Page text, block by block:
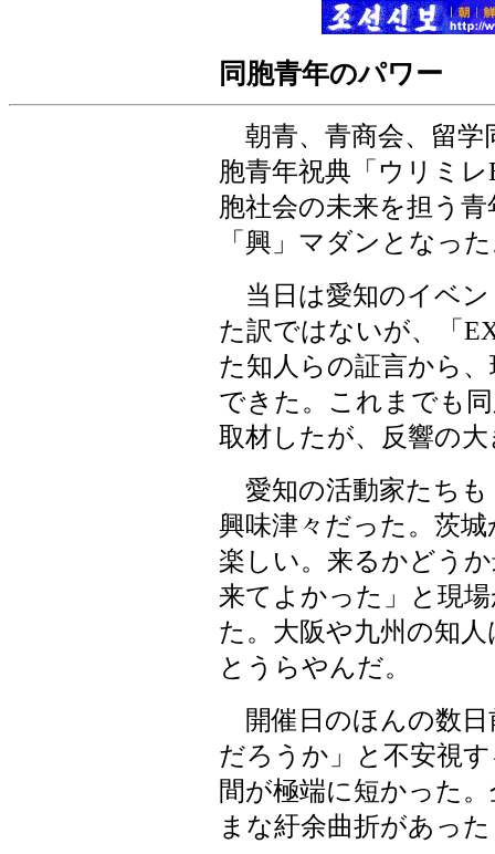
同胞青年のパワー
朝青、青商会、留学
胞青年祝典「ウリミ
胞社会の未来を担う
「興」マダンとなっ
当日は愛知のイベン
た訳ではないが、「
た知人らの証言から
できた。これまでも
取材したが、反響の
愛知の活動家たちも
興味津々だった。茨
楽しい。来るかどう
来てよかった」と現
た。大阪や九州の知
とうらやんだ。
開催日のほんの数日
だろうか」と不安視
間が極端に短かった
まな紆余曲折があっ